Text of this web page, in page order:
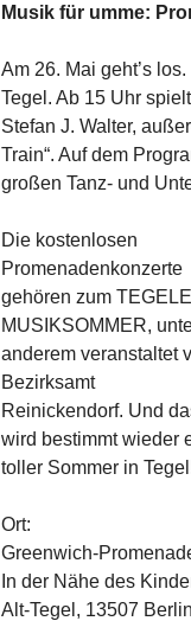
Musik für umme:
Am 26. Mai geht’s
Tegel. Ab 15 Uhr
Stefan J. Walter,
Train“. Auf dem
großen Tanz- und
Die kostenlosen
Promenadenkonzerte
gehören zum
MUSIKSOMMER,
anderem veranstaltet
Bezirksamt
Reinickendorf. Und
wird bestimmt wieder
toller Sommer in
Ort:
Greenwich-
In der Nähe des
Alt-Tegel, 13507 Berlin